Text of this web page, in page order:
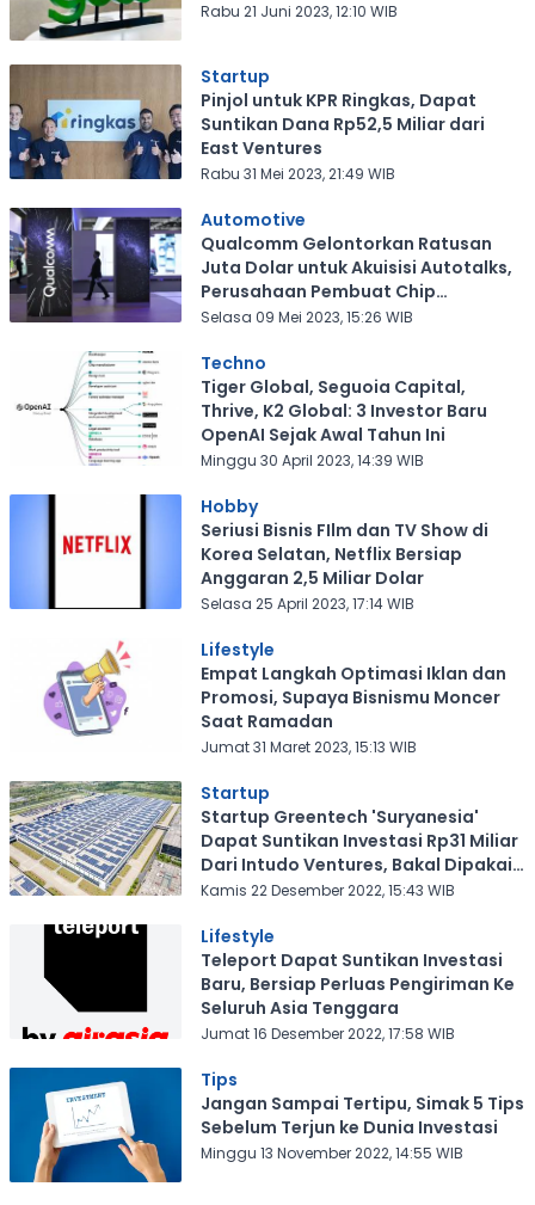
Rabu 21 Juni 2023, 12:10 WIB
Startup
Pinjol untuk KPR Ringkas, Dapat
Suntikan Dana Rp52,5 Miliar dari
East Ventures
Rabu 31 Mei 2023, 21:49 WIB
Automotive
Qualcomm Gelontorkan Ratusan
Juta Dolar untuk Akuisisi Autotalks,
Perusahaan Pembuat Chip
Keamanan Otomatis
Selasa 09 Mei 2023, 15:26 WIB
Techno
Tiger Global, Seguoia Capital,
Thrive, K2 Global: 3 Investor Baru
OpenAI Sejak Awal Tahun Ini
Minggu 30 April 2023, 14:39 WIB
Hobby
Seriusi Bisnis FIlm dan TV Show di
Korea Selatan, Netflix Bersiap
Anggaran 2,5 Miliar Dolar
Selasa 25 April 2023, 17:14 WIB
Lifestyle
Empat Langkah Optimasi Iklan dan
Promosi, Supaya Bisnismu Moncer
Saat Ramadan
Jumat 31 Maret 2023, 15:13 WIB
Startup
Startup Greentech 'Suryanesia'
Dapat Suntikan Investasi Rp31 Miliar
Dari Intudo Ventures, Bakal Dipakai
Untuk Apa?
Kamis 22 Desember 2022, 15:43 WIB
Lifestyle
Teleport Dapat Suntikan Investasi
Baru, Bersiap Perluas Pengiriman Ke
Seluruh Asia Tenggara
Jumat 16 Desember 2022, 17:58 WIB
Tips
Jangan Sampai Tertipu, Simak 5 Tips
Sebelum Terjun ke Dunia Investasi
Minggu 13 November 2022, 14:55 WIB